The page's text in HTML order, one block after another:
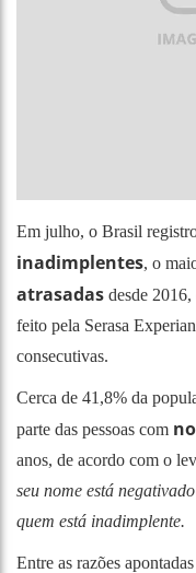
Em julho, o Brasil
inadimplentes, o
atrasadas desde
feito pela Serasa
consecutivas.
Cerca de 41,8% da
parte das pessoas com
anos, de acordo com o
seu nome está
quem está inadimplente.
Entre as razões